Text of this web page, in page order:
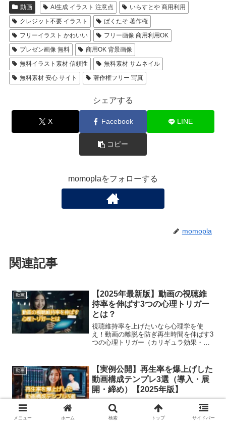
動画 AI生成 イラスト 注意点
いらすとや 商用利用
クレジット不要 イラスト
ぱくたそ 著作権
フリーイラスト かわいい
フリー画像 商用利用OK
プレゼン画像 無料
商用OK 背景画像
無料イラスト素材 信頼性
無料素材 サムネイル
無料素材 安心 サイト
著作権フリー 写真
シェアする
X Facebook LINE
コピー
momoplaをフォローする
momopla
関連記事
動画
【2025年最新版】動画の視聴維
持率を伸ばす3つの心理トリガー
とは？
視聴維持率を上げたいなら心理学を使
え！動画の離脱を防ぎ再生時間を伸ばす3
つの心理トリガー（カリギュラ効果・ツ
動画
【実例公開】再生率を爆上げした
動画構成テンプレ3選（導入・展
開・締め）【2025年版】
者でもすぐ使える導入・展開・締めのテ
ンプレートを公開。ストーリー型／比較
メニュー ホーム 検索 トップ サイドバー